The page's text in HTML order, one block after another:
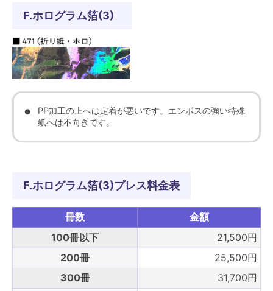
F.ホログラム箔(3)
PP加工の上へは定着が悪いです。エンボスの強い特殊
紙へは不向きです。
F.ホログラム箔(3)プレス料金表
冊数
金額
100冊以下
21,500円
200冊
25,500円
300冊
31,700円